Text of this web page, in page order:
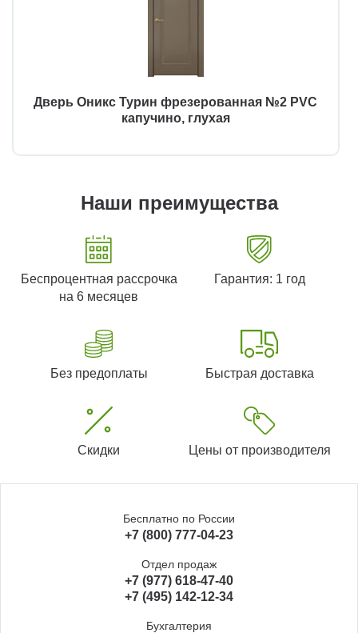
Дверь Оникс Турин фрезерованная №2 PVC
капучино, глухая
Наши преимущества
Беспроцентная рассрочка
на 6 месяцев
Гарантия: 1 год
Без предоплаты Быстрая доставка
Скидки Цены от производителя
Бесплатно по России
+7 (800) 777-04-23
Отдел продаж
+7 (977) 618-47-40
+7 (495) 142-12-34
Бухгалтерия